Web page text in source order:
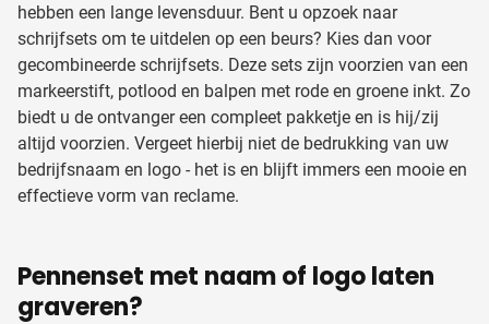
hebben een lange levensduur. Bent u opzoek naar
schrijfsets om te uitdelen op een beurs? Kies dan voor
gecombineerde schrijfsets. Deze sets zijn voorzien van een
markeerstift, potlood en balpen met rode en groene inkt. Zo
biedt u de ontvanger een compleet pakketje en is hij/zij
altijd voorzien. Vergeet hierbij niet de bedrukking van uw
bedrijfsnaam en logo - het is en blijft immers een mooie en
effectieve vorm van reclame.
Pennenset met naam of logo laten
graveren?